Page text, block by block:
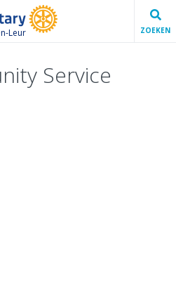
Leur ZOEKEN
Service